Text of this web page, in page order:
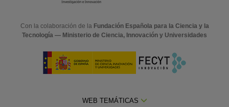
Con la colaboración de la Fundación Española para la Ciencia y la
Tecnología — Ministerio de Ciencia, Innovación y Universidades
WEB TEMÁTICAS